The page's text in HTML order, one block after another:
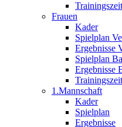
Frauen
Kader
Spielplan
Ergebnisse
Spielplan
Ergebnisse
1.Mannschaft
Kader
Spielplan
Ergebnisse